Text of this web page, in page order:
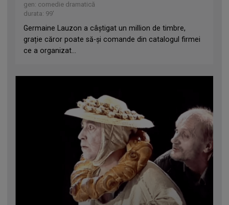
gen: comedie dramatică
durata: 99'
Germaine Lauzon a câştigat un million de timbre,
grație căror poate să-şi comande din catalogul firmei
ce a organizat...